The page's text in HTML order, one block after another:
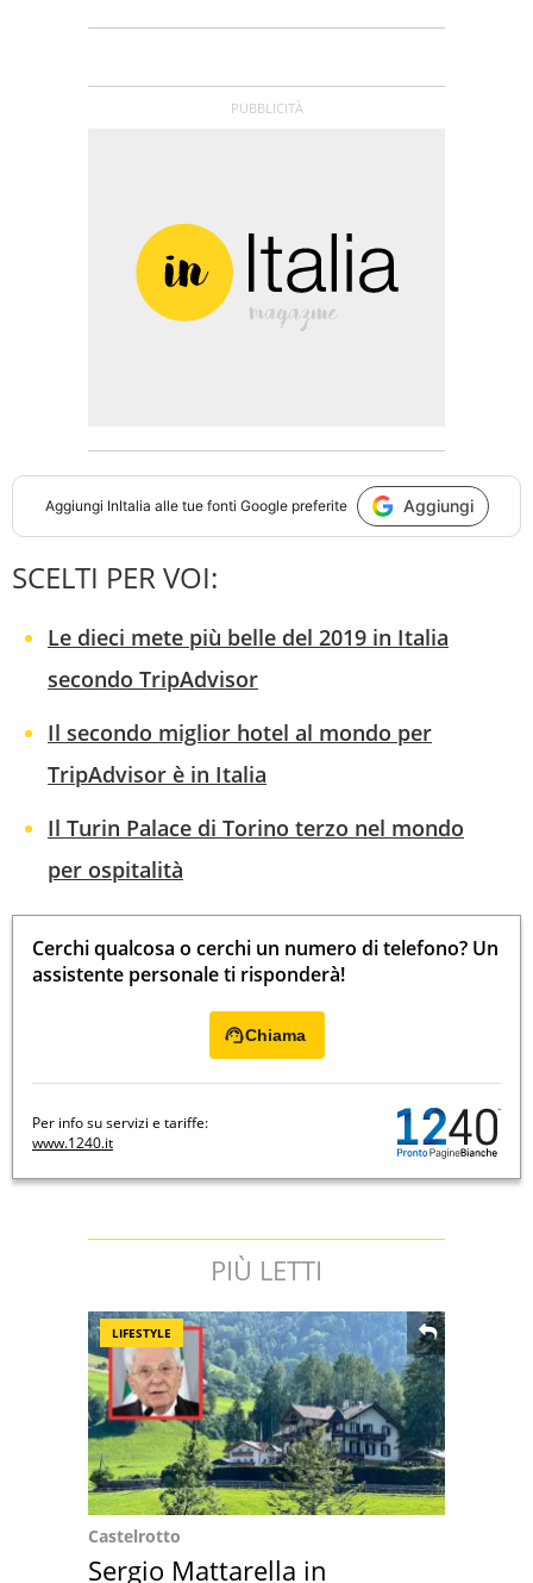
Aggiungi InItalia alle tue fonti Google preferite Aggiungi
SCELTI PER VOI:
Le dieci mete più belle del 2019 in Italia
secondo TripAdvisor
Il secondo miglior hotel al mondo per
TripAdvisor è in Italia
Il Turin Palace di Torino terzo nel mondo
per ospitalità
Cerchi qualcosa o cerchi un numero di telefono? Un
assistente personale ti risponderà!
Chiama
Per info su servizi e tariffe:
www.1240.it
PIÙ LETTI
LIFESTYLE
Castelrotto
Sergio Mattarella in